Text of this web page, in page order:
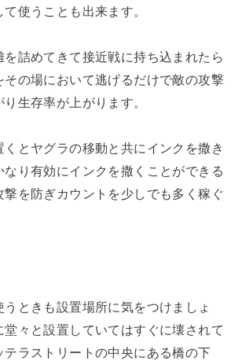
使うことも出来ます。
詰めてきて接近戦に持ち込まれたら
その場において逃げるだけで敵の攻撃
生存率が上がります。
くとヤグラの移動と共にインクを撒き
り有効にインクを撒くことができる
撃を防ぎカウントを少しでも多く稼ぐ
ときも設置場所に気をつけましょ
堂々と設置していてはすぐに壊されて
テラストリートの中央にある橋の下